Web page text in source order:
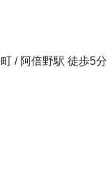
/ 阿倍野駅 徒歩5分